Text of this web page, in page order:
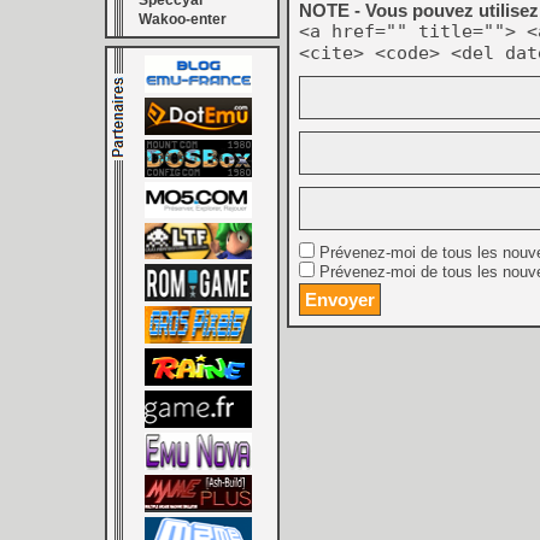
Wakoo-enter
NOTE - Vous pouvez
<a href="" title="">
<cite> <code> <del
Prévenez-moi de tous les
Prévenez-moi de tous les